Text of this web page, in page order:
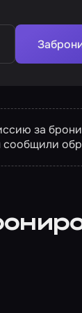
за
сообщили